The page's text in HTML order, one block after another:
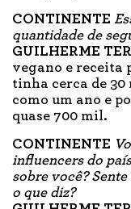
CONTINENTE
quantidade de
GUILHERME
vegano e receita
tinha cerca de
como um ano e
quase 700 mil.
CONTINENTE
influencers do
sobre você?
o que diz?